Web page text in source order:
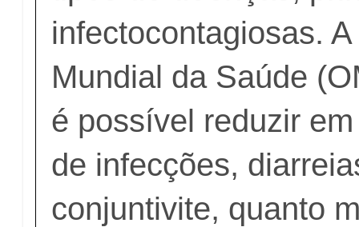
infectocontagiosas.
Mundial da Saúde
é possível reduzir
de infecções,
conjuntivite, quanto